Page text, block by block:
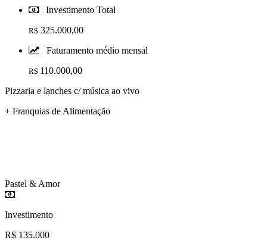
Investimento Total
R$ 325.000,00
Faturamento médio mensal
R$ 110.000,00
Pizzaria e lanches c/ música ao vivo
+ Franquias de Alimentação
Pastel & Amor
Investimento
R$ 135.000